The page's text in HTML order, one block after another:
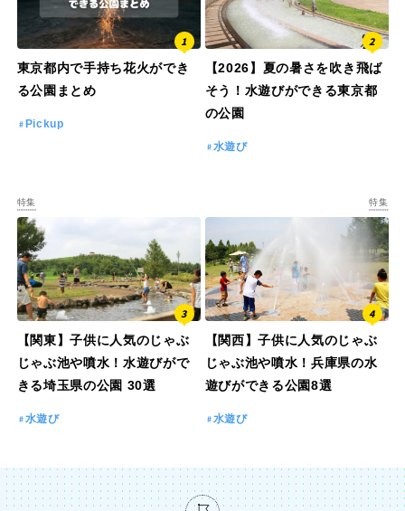
東京都内で手持ち花火ができ
る公園まとめ
Pickup
【2026】夏の暑さを吹き飛ば
そう！水遊びができる東京都
の公園
水遊び
特集
【関東】子供に人気のじゃぶ
じゃぶ池や噴水！水遊びがで
きる埼玉県の公園 30選
水遊び
特集
【関西】子供に人気のじゃぶ
じゃぶ池や噴水！兵庫県の水
遊びができる公園8選
水遊び